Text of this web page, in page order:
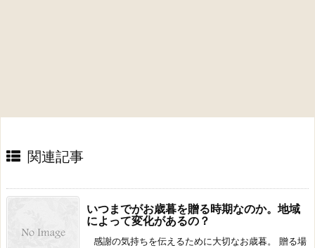
関連記事
いつまでがお歳暮を贈る時期なのか。地域
によって変化があるの？
感謝の気持ちを伝えるために大切なお歳暮。 贈る場